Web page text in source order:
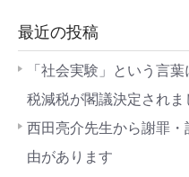
最近の投稿
「社会実験」という言
税減税が閣議決定されま
西田亮介先生から謝罪
由があります